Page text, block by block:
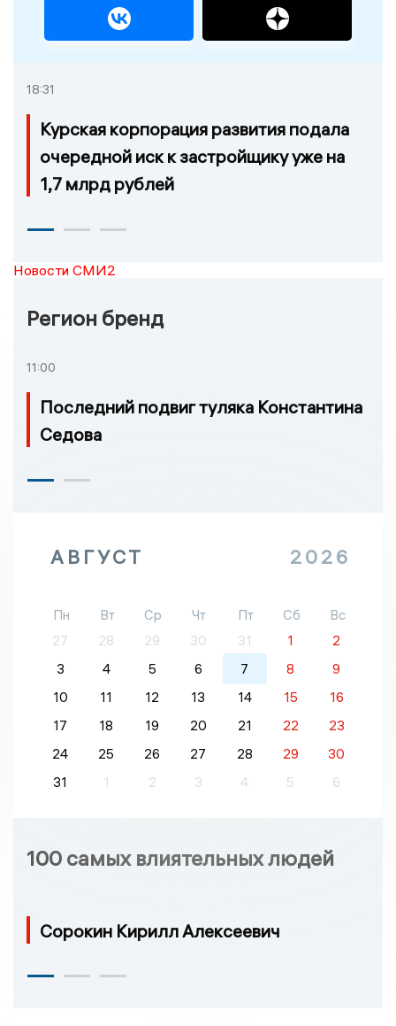
18:31
Курская корпорация развития подала
очередной иск к застройщику уже на
1,7 млрд рублей
Новости СМИ2
Регион бренд
11:00
Последний подвиг туляка Константина
Седова
АВГУСТ 2026
Пн Вт Ср Чт Пт Сб
Вс
27
28 29 30 31 1
2
3
4 5 6 7 8
9
10
11 12 13 14 15
16
17
18 19 20 21 22
23
24
25 26 27 28 29
30
31
1 2 3 4 5 6
100 самых влиятельных людей
Сорокин Кирилл Алексеевич